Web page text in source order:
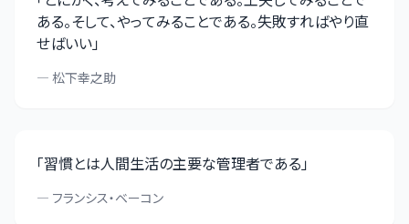
ある。そして、やってみることである。失敗すればやり直
せばいい」
— 松下幸之助
「習慣とは人間生活の主要な管理者である」
— フランシス・ベーコン